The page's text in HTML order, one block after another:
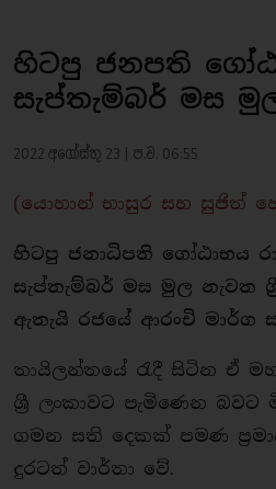
හිටපු ජනපති
සැප්තැම්බර් මස
2022 අගෝස්තු 23 | ප.ව. 06:55
(යොහාන් භාසුර සහ සුජිත්
හිටපු ජනාධිපති ගෝඨාභය
සැප්තැම්බර් මස මුල නැවත
ඇතැයි රජයේ ආරංචි මාර්ග
තායිලන්තයේ රැදී සිටින ඒ
ශ්‍රී ලංකාවට පැමිණෙන බවට
ගමන සති දෙකක් පමණ
දුරටත් වාර්තා වේ.